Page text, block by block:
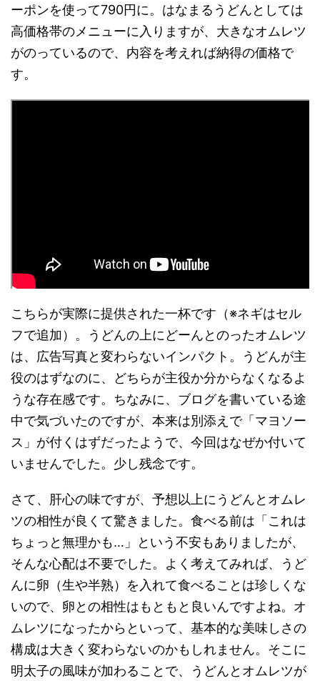
ーポンを使って790円に。はなまるうどんとしては
高価格帯のメニューに入りますが、大きなオムレツ
がのっているので、内容を考えれば納得の価格で
す。
こちらが実際に提供された一杯です（※ネギはセル
フで追加）。うどんの上にどーんとのったオムレツ
は、広告写真と変わらないインパクト。うどんが主
役のはずなのに、どちらが主役か分からなくなるよ
うな存在感です。ちなみに、ブログを書いている途
中で気づいたのですが、本来は別添えで「マヨソー
ス」が付くはずだったようで、今回はなぜか付いて
いませんでした。少し残念です。
さて、肝心の味ですが、予想以上にうどんとオムレ
ツの相性が良くて驚きました。食べる前は「これは
ちょっと無理かも…」という不安もありましたが、
そんな心配は不要でした。よく考えてみれば、うど
んに卵（生や半熟）を入れて食べることは珍しくな
いので、卵との相性はもともと良いんですよね。オ
ムレツになったからといって、基本的な美味しさの
構成は大きく変わらないのかもしれません。そこに
明太子の風味が加わることで、うどんとオムレツが